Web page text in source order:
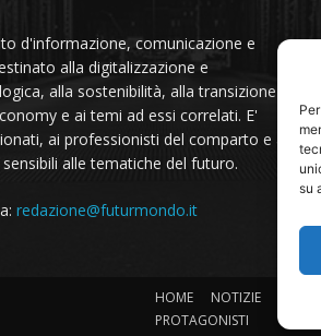
su
d'informazione, comunicazione e
alla digitalizzazione e
alla sostenibilità, alla transizione
e ai temi ad essi correlati. E'
ai professionisti del comparto e a
alle tematiche del futuro.
redazione@futurmondo.it
HOME NOTIZIE
PROTAGONISTI